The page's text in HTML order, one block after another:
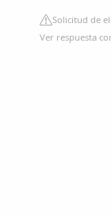
Solicitud de
Ver respuesta